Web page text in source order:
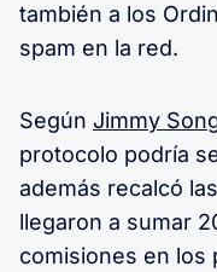
también a los
spam en la red.
Según Jimmy
protocolo podría
además recalcó
llegaron a sumar
comisiones en los